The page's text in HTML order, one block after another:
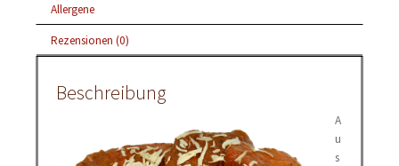
Allergene
Rezensionen (0)
Beschreibung
A
u
s